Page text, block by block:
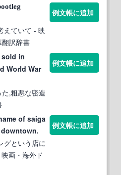
えていて - 映
訳辞書
例文帳に追加
in
World War
,粗悪な密造
例文帳に追加
of saiga
downtown.
グという店に
画・海外ド
例文帳に追加